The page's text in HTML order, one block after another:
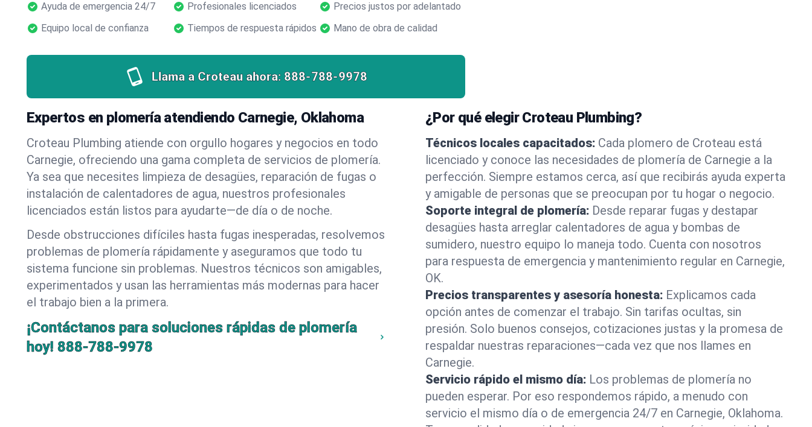
Ayuda de emergencia 24/7 Profesionales licenciados
Precios justos por adelantado
Equipo local de confianza
Tiempos de respuesta rápidos Mano de obra de calidad
Llama a Croteau ahora: 888-788-9978
Expertos en plomería atendiendo Carnegie, Oklahoma
Croteau Plumbing atiende con orgullo hogares y negocios en todo
Carnegie, ofreciendo una gama completa de servicios de plomería.
Ya sea que necesites limpieza de desagües, reparación de fugas o
instalación de calentadores de agua, nuestros profesionales
licenciados están listos para ayudarte—de día o de noche.
Desde obstrucciones difíciles hasta fugas inesperadas, resolvemos
problemas de plomería rápidamente y aseguramos que todo tu
sistema funcione sin problemas. Nuestros técnicos son amigables,
experimentados y usan las herramientas más modernas para hacer
el trabajo bien a la primera.
¡Contáctanos para soluciones rápidas de plomería
hoy! 888-788-9978
¿Por qué elegir Croteau Plumbing?
Técnicos locales capacitados: Cada plomero de Croteau está
licenciado y conoce las necesidades de plomería de Carnegie a la
perfección. Siempre estamos cerca, así que recibirás ayuda experta
y amigable de personas que se preocupan por tu hogar o negocio.
Soporte integral de plomería: Desde reparar fugas y destapar
desagües hasta arreglar calentadores de agua y bombas de
sumidero, nuestro equipo lo maneja todo. Cuenta con nosotros
para respuesta de emergencia y mantenimiento regular en Carnegie,
OK.
Precios transparentes y asesoría honesta: Explicamos cada
opción antes de comenzar el trabajo. Sin tarifas ocultas, sin
presión. Solo buenos consejos, cotizaciones justas y la promesa de
respaldar nuestras reparaciones—cada vez que nos llames en
Carnegie.
Servicio rápido el mismo día: Los problemas de plomería no
pueden esperar. Por eso respondemos rápido, a menudo con
servicio el mismo día o de emergencia 24/7 en Carnegie, Oklahoma.